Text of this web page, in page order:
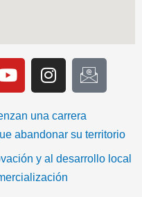
Y
o
t
u
b
e
I
n
t
a
g
r
a
I
c
-
e
m
una carrera
abandonar su territorio
y al desarrollo local